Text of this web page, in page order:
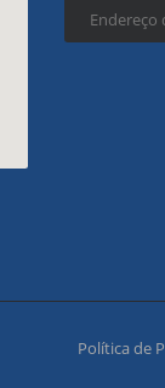
Política de